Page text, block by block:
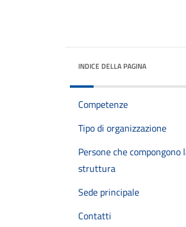
INDICE DELLA PAGINA
Competenze
Tipo di organizzazione
Persone che compongono
struttura
Sede principale
Contatti